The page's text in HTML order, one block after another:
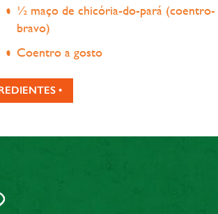
½ maço de chicória-do-pará (coentro-
bravo)
Coentro a gosto
•